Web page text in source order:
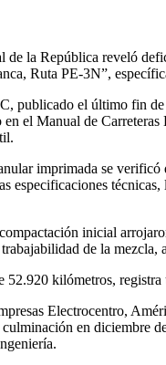
la República reveló
Ruta PE-3N”,
el último fin
el Manual de
imprimada se
especificaciones
inicial
de la
kilómetros,
Electrocentro,
en diciembre